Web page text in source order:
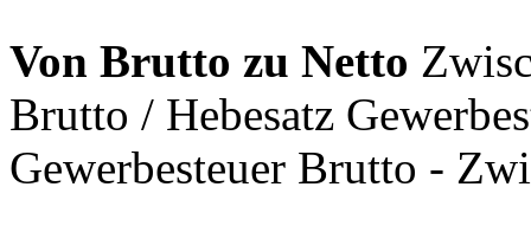
Von Brutto zu Netto
Brutto / Hebesatz
Gewerbesteuer Brutto -